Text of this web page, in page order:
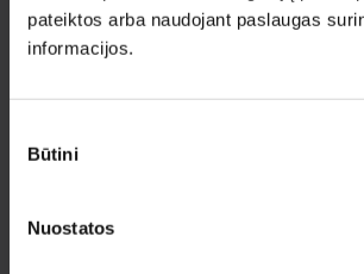
pateiktos arba naudojant paslaugas
informacijos.
pasirinkimas
Būtini
Nuostatos
Apie medziobites.lt
Garantijos ir grąžinimas